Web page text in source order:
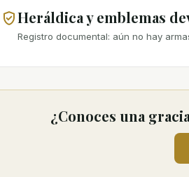
Heráldica y emblemas
Registro documental: aún no hay
¿Conoces una